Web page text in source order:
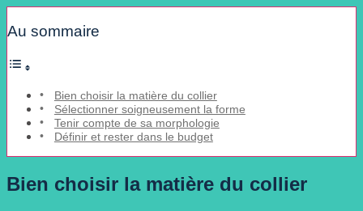
Au sommaire
Bien choisir la matière du collier
Sélectionner soigneusement la forme
Tenir compte de sa morphologie
Définir et rester dans le budget
Bien choisir la matière du collier